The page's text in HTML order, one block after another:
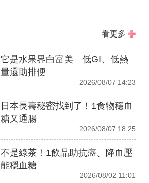
看更多
它是水果界白富美 低GI、低熱
量還助排便
2026/08/07 14:23
日本長壽秘密找到了！1食物穩血
糖又通腸
2026/08/07 18:25
不是綠茶！1飲品助抗癌、降血壓
能穩血糖
2026/08/02 11:01